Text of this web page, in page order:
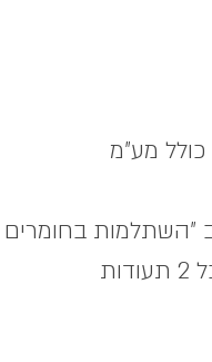
"השתלמות בחומרים